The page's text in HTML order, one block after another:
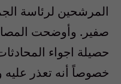
المرشحين لرئاسة
صفير. وأوضحت
حصيلة اجواء
خصوصاً أنه تعذر